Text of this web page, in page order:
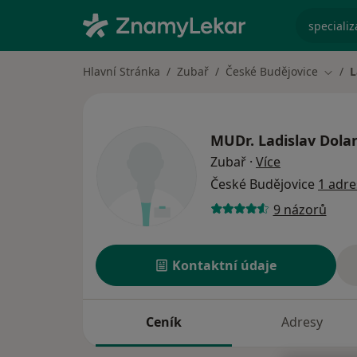
Hlavní Stránka Zubař České Budějovice
MUDr. Ladislav
Zubař · Více
České Budějovice 1
9 názorů
Kontaktní údaje
Ceník Adresy